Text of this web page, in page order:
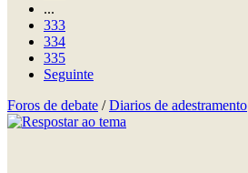
...
333
334
335
Seguinte
Foros de debate /Diarios de adestramento